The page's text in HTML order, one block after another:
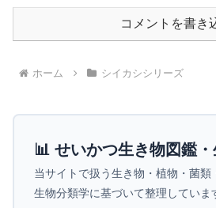
コメントを書き
ホーム シイカシシリーズ
📊 せいかつ生き物図鑑
当サイトで扱う生き物・植物・菌類
生物分類学に基づいて整理していま